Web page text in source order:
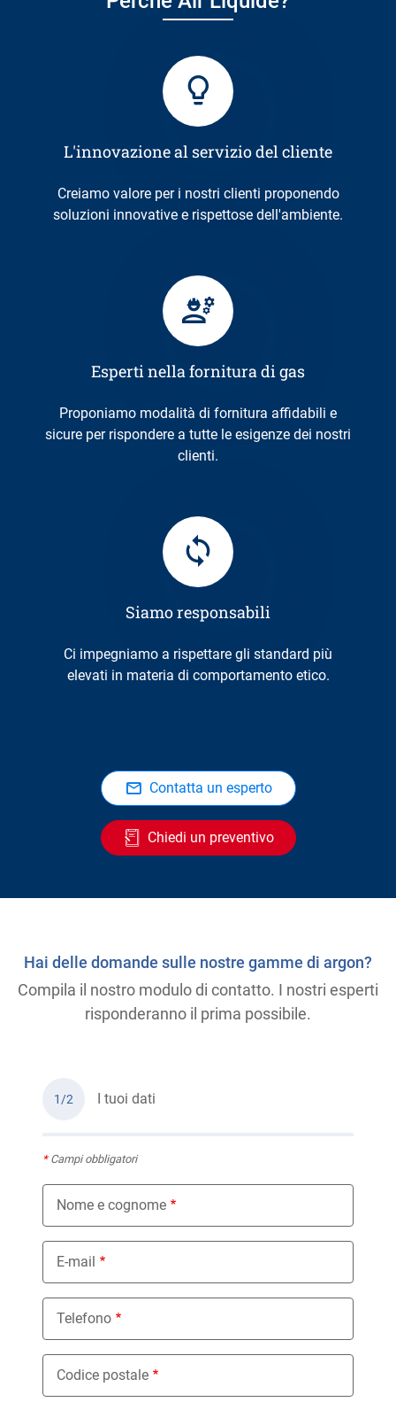
L'innovazione al servizio del cliente
Creiamo valore per i nostri clienti proponendo
soluzioni innovative e rispettose dell'ambiente.
Esperti nella fornitura di gas
Proponiamo modalità di fornitura affidabili e
sicure per rispondere a tutte le esigenze dei nostri
clienti.
Siamo responsabili
Ci impegniamo a rispettare gli standard più
elevati in materia di comportamento etico.
Contatta un esperto
Chiedi un preventivo
Hai delle domande sulle nostre gamme di argon?
Compila il nostro modulo di contatto. I nostri esperti
risponderanno il prima possibile.
1/2 I tuoi dati
*Campi obbligatori
Nome e cognome
E-mail
Telefono
Codice postale